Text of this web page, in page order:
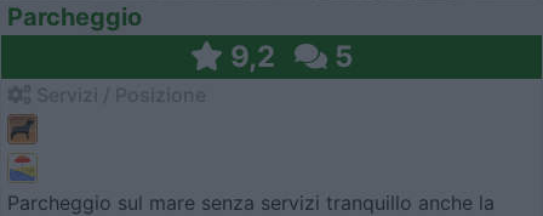
Parcheggio
9,2 5
Parcheggio sul mare senza servizi tranquillo anche la